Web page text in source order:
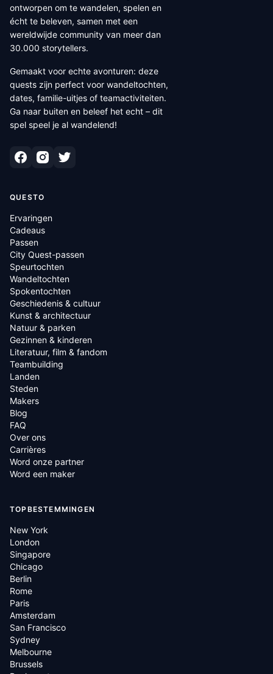
ontworpen om te wandelen, spelen en
écht te beleven, samen met een
wereldwijde community van meer dan
30.000 storytellers.
Gemaakt voor echte avonturen: deze
quests zijn perfect voor wandeltochten,
dates, familie-uitjes of teamactiviteiten.
Ga naar buiten en beleef het echt – dit
spel speel je al wandelend!
QUESTO
Ervaringen
Cadeaus
Passen
City Quest-passen
Speurtochten
Wandeltochten
Spokentochten
Geschiedenis & cultuur
Kunst & architectuur
Natuur & parken
Gezinnen & kinderen
Literatuur, film & fandom
Teambuilding
Landen
Steden
Makers
Blog
FAQ
Over ons
Carrières
Word onze partner
Word een maker
TOPBESTEMMINGEN
New York
London
Singapore
Chicago
Berlin
Rome
Paris
Amsterdam
San Francisco
Sydney
Melbourne
Brussels